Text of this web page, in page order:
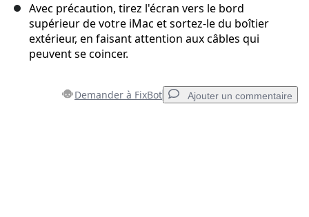
Avec précaution, tirez l'écran vers le bord
supérieur de votre iMac et sortez-le du boîtier
extérieur, en faisant attention aux câbles qui
peuvent se coincer.
Demander à FixBot Ajouter un commentaire